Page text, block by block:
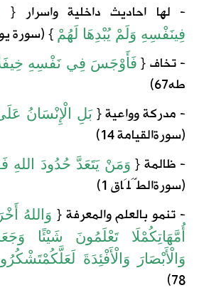
- لها احاديث داخلية واسرار {
فِينَفْسِهِ وَلَمْ يُبْدِهَا لَهُمْ } (سورة
- تخاف{ فَأَوْجَسَ فِي نَفْسِهِ
طه67)
- مدركة وواعية{بَلِ الْإِنْسَانُ
(سورةالقيامة
- ظالمة{ وَمَنْ يَتَعَدَّ حُدُودَ
(سورةالطَّلَاق
- تنمو بالعلم والمعرفة{ وَاللهُ
أُمَّهَاتِكُمْلَا تَعْلَمُونَ شَيْئًا
وَالْأَبْصَارَ
وَالْأَفْئِدَةَ لَعَلَّكُمْ
78)